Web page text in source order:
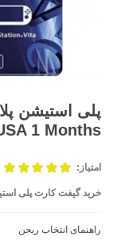
1 Months
امتیاز:
خرید گيفت کارت پلی
راهنمای انتخاب ریجن